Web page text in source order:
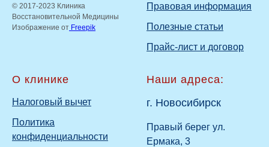
© 2017-2023 Клиника
Восстановительной Медицины
Изображение от Freepik
Правовая информация
Полезные статьи
Прайс-лист и договор
О клинике
Налоговый вычет
Политика
конфиденциальности
Наши адреса:
г. Новосибирск
Правый берег ул.
Ермака, 3